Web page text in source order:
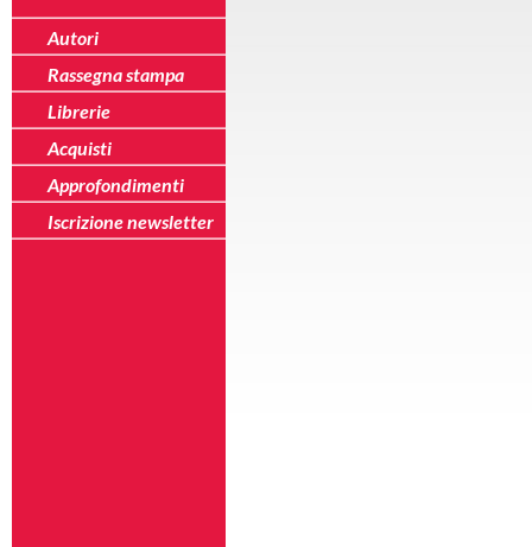
Autori
Rassegna stampa
Librerie
Acquisti
Approfondimenti
Iscrizione newsletter